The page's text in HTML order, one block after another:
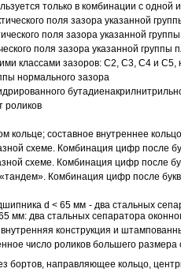
только в комбинации с
поля зазора указанной
поля зазора указанной группы
поля зазора указанной
классами зазоров: С2, C3, С4 и
нормального зазора
роликов
составное внутреннее
схеме. Комбинация цифр после
схеме. Комбинация цифр после
Комбинация цифр после
d < 65 мм - два стальных
мм: два стальных сепаратора
конструкция и
число роликов большего
бортов, направляющее кольцо,